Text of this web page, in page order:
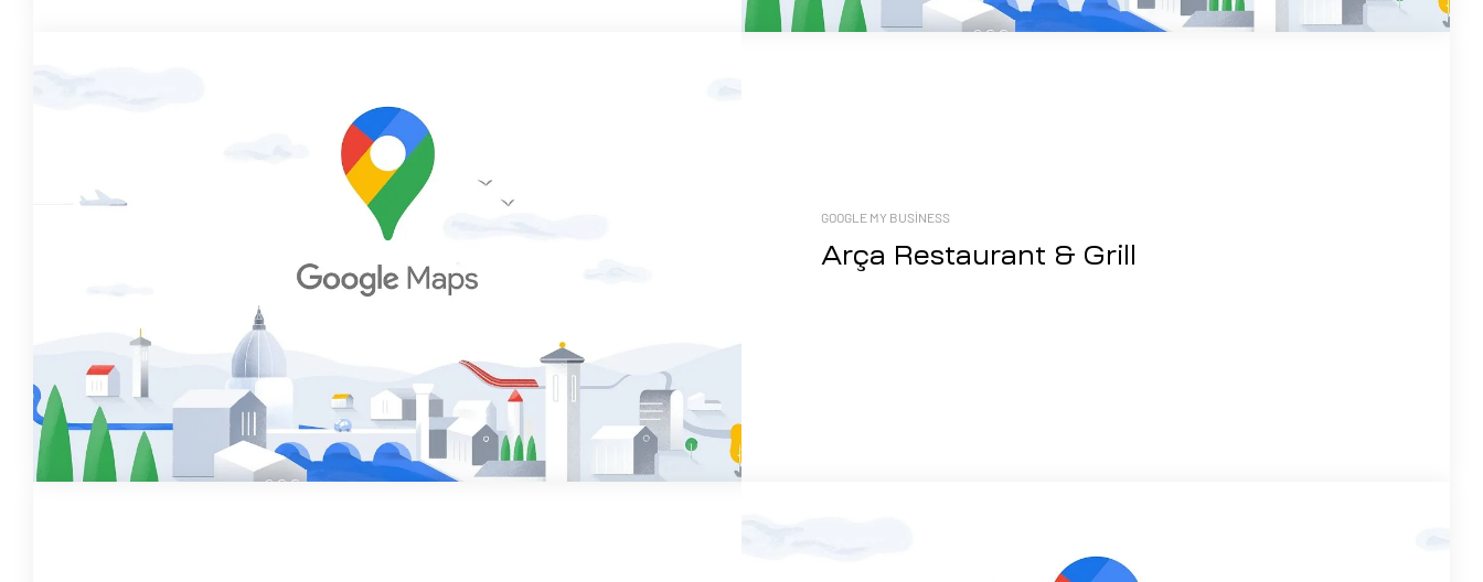
GOOGLE MY BUSINESS
Arça Restaurant & Grill